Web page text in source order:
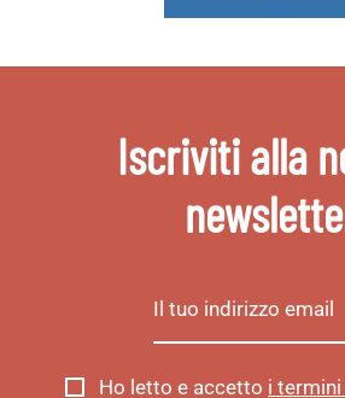
Iscriviti alla
Ho letto e accetto i